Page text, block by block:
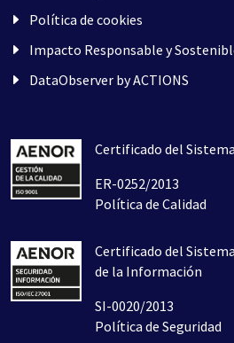
Política de cookies
Impacto Responsable y
DataObserver by ACTIONS
Certificado del
ER-0252/2013
Política de Calidad
Certificado del
de la Información
SI-0020/2013
Política de Seguridad